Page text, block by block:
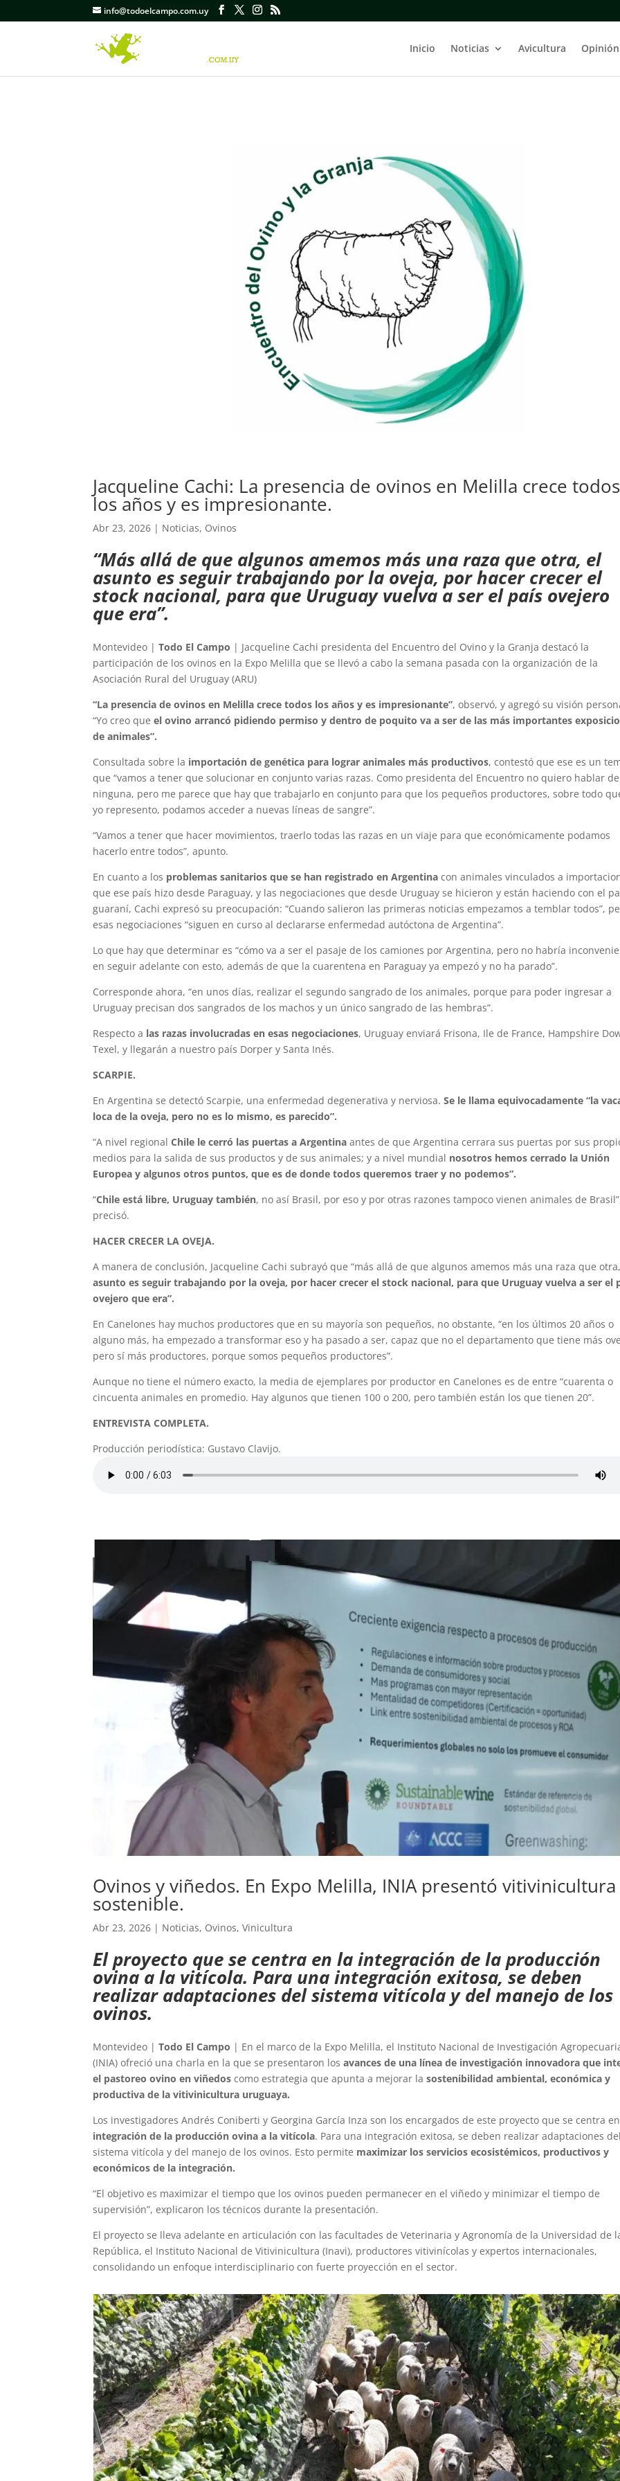
info@todoelcampo.com.uy
Inicio Noticias Avicultura Opinión
Jacqueline Cachi: La presencia de ovinos en Melilla crece todos
los años y es impresionante.
Abr 23, 2026 | Noticias, Ovinos
“Más allá de que algunos amemos más una raza que otra, el
asunto es seguir trabajando por la oveja, por hacer crecer el
stock nacional, para que Uruguay vuelva a ser el país ovejero
que era”.
Montevideo |Todo El Campo | Jacqueline Cachi presidenta del Encuentro del Ovino y la Granja destacó la
participación de los ovinos en la Expo Melilla que se llevó a cabo la semana pasada con la organización de la
Asociación Rural del Uruguay (ARU)
“La presencia de ovinos en Melilla crece todos los años y es impresionante”, observó, y agregó su visión
“Yo creo queel ovino arrancó pidiendo permiso y dentro de poquito va a ser de las más importantes
de animales”.
Consultada sobre la importación de genética para lograr animales más productivos, contestó que ese es un
que “vamos a tener que solucionar en conjunto varias razas. Como presidenta del Encuentro no quiero hablar de
ninguna, pero me parece que hay que trabajarlo en conjunto para que los pequeños productores, sobre todo
yo represento, podamos acceder a nuevas líneas de sangre”.
“Vamos a tener que hacer movimientos, traerlo todas las razas en un viaje para que económicamente podamos
hacerlo entre todos”, apunto.
En cuanto a los problemas sanitarios que se han registrado en Argentina con animales vinculados a
que ese país hizo desde Paraguay, y las negociaciones que desde Uruguay se hicieron y están haciendo con el
guaraní, Cachi expresó su preocupación: “Cuando salieron las primeras noticias empezamos a temblar todos”,
esas negociaciones “siguen en curso al declararse enfermedad autóctona de Argentina”.
Lo que hay que determinar es “cómo va a ser el pasaje de los camiones por Argentina, pero no habría
en seguir adelante con esto, además de que la cuarentena en Paraguay ya empezó y no ha parado”.
Corresponde ahora, “en unos días, realizar el segundo sangrado de los animales, porque para poder ingresar a
Uruguay precisan dos sangrados de los machos y un único sangrado de las hembras”.
Respecto a las razas involucradas en esas negociaciones, Uruguay enviará Frisona, Ile de France, Hampshire
Texel, y llegarán a nuestro país Dorper y Santa Inés.
SCARPIE.
En Argentina se detectó Scarpie, una enfermedad degenerativa y nerviosa.Se le llama equivocadamente “la
loca de la oveja, pero no es lo mismo, es parecido”.
“A nivel regionalChile le cerró las puertas a Argentina antes de que Argentina cerrara sus puertas por sus
medios para la salida de sus productos y de sus animales; y a nivel mundial nosotros hemos cerrado la Unión
Europea y algunos otros puntos, que es de donde todos queremos traer y no podemos”.
“Chile está libre, Uruguay también, no así Brasil, por eso y por otras razones tampoco vienen animales de
precisó.
HACER CRECER LA OVEJA.
A manera de conclusión, Jacqueline Cachi subrayó que “más allá de que algunos amemos más una raza que
asunto es seguir trabajando por la oveja, por hacer crecer el stock nacional, para que Uruguay vuelva a ser el
ovejero que era”.
En Canelones hay muchos productores que en su mayoría son pequeños, no obstante, “en los últimos 20 años o
alguno más, ha empezado a transformar eso y ha pasado a ser, capaz que no el departamento que tiene más
pero sí más productores, porque somos pequeños productores”.
Aunque no tiene el número exacto, la media de ejemplares por productor en Canelones es de entre “cuarenta o
cincuenta animales en promedio. Hay algunos que tienen 100 o 200, pero también están los que tienen 20”.
ENTREVISTA COMPLETA.
Producción periodística: Gustavo Clavijo.
Ovinos y viñedos. En Expo Melilla, INIA presentó vitivinicultura
sostenible.
Abr 23, 2026 | Noticias, Ovinos,Vinicultura
El proyecto que se centra en la integración de la producción
ovina a la vitícola. Para una integración exitosa, se deben
realizar adaptaciones del sistema vitícola y del manejo de los
ovinos.
Montevideo |Todo El Campo | En el marco de la Expo Melilla, el Instituto Nacional de Investigación
(INIA) ofreció una charla en la que se presentaron losavances de una línea de investigación innovadora que
el pastoreo ovino en viñedos como estrategia que apunta a mejorar lasostenibilidad ambiental, económica y
productiva de la vitivinicultura uruguaya.
Los investigadores Andrés Coniberti y Georgina García Inza son los encargados de este proyecto que se centra
integración de la producción ovina a la vitícola. Para una integración exitosa, se deben realizar adaptaciones
sistema vitícola y del manejo de los ovinos. Esto permite maximizar los servicios ecosistémicos, productivos y
económicos de la integración.
“El objetivo es maximizar el tiempo que los ovinos pueden permanecer en el viñedo y minimizar el tiempo de
supervisión”, explicaron los técnicos durante la presentación.
El proyecto se lleva adelante en articulación con las facultades de Veterinaria y Agronomía de la Universidad de
República, el Instituto Nacional de Vitivinicultura (Inavi), productores vitivinícolas y expertos internacionales,
consolidando un enfoque interdisciplinario con fuerte proyección en el sector.